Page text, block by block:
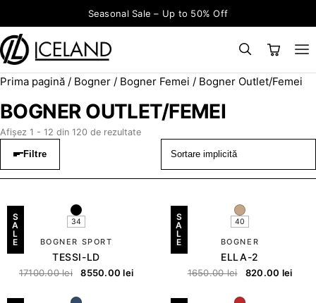
Seasonal Sale – Up to 50% Off
CAUTĂ ×
Prima pagină / Bogner / Bogner Femei / Bogner Outlet/Femei
BOGNER OUTLET/FEMEI
Afișez 1 - 12 din 120 de rezultate
Filtre
S
A
L
E
34
BOGNER SPORT
TESSI-LD
17100.00lei 8550.00lei
S
A
L
E
40
BOGNER
ELLA-2
1650.00lei 820.00 lei